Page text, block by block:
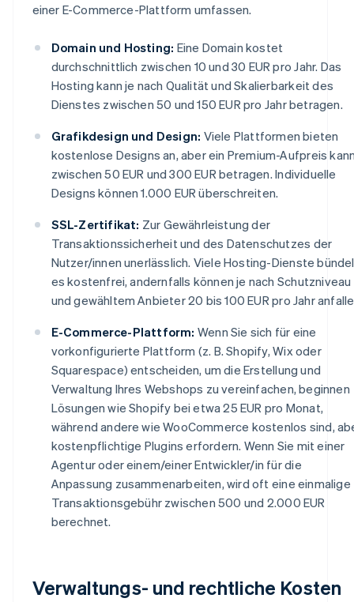
einer E-Commerce-Plattform umfassen.
Domain und Hosting: Eine Domain kostet
durchschnittlich zwischen 10 und 30 EUR pro Jahr. Das
Hosting kann je nach Qualität und Skalierbarkeit des
Dienstes zwischen 50 und 150 EUR pro Jahr betragen.
Grafikdesign und Design: Viele Plattformen bieten
kostenlose Designs an, aber ein Premium-Aufpreis
zwischen 50 EUR und 300 EUR betragen. Individuelle
Designs können 1.000 EUR überschreiten.
SSL-Zertifikat: Zur Gewährleistung der
Transaktionssicherheit und des Datenschutzes der
Nutzer/innen unerlässlich. Viele Hosting-Dienste
es kostenfrei, andernfalls können je nach Schutzniveau
und gewähltem Anbieter 20 bis 100 EUR pro Jahr
E-Commerce-Plattform: Wenn Sie sich für eine
vorkonfigurierte Plattform (z. B. Shopify, Wix oder
Squarespace) entscheiden, um die Erstellung und
Verwaltung Ihres Webshops zu vereinfachen, beginnen
Lösungen wie Shopify bei etwa 25 EUR pro Monat,
während andere wie WooCommerce kostenlos sind,
kostenpflichtige Plugins erfordern. Wenn Sie mit einer
Agentur oder einem/einer Entwickler/in für die
Anpassung zusammenarbeiten, wird oft eine einmalige
Transaktionsgebühr zwischen 500 und 2.000 EUR
berechnet.
Verwaltungs- und rechtliche Kosten